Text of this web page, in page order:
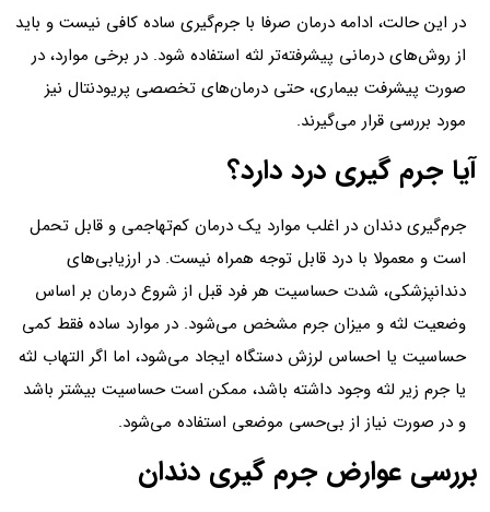
در این حالت، ادامه درمان صرفا با جرم‌گیری ساده کافی نیست و باید
از روش‌های درمانی پیشرفته‌تر لثه استفاده شود. در برخی موارد، در
صورت پیشرفت بیماری، حتی درمان‌های تخصصی پریودنتال نیز
مورد بررسی قرار می‌گیرند.
آیا جرم گیری درد دارد؟
جرم‌گیری دندان در اغلب موارد یک درمان کم‌تهاجمی و قابل تحمل
است و معمولا با درد قابل توجه همراه نیست. در ارزیابی‌های
دندانپزشکی، شدت حساسیت هر فرد قبل از شروع درمان بر اساس
وضعیت لثه و میزان جرم مشخص می‌شود. در موارد ساده فقط کمی
حساسیت یا احساس لرزش دستگاه ایجاد می‌شود، اما اگر التهاب لثه
یا جرم زیر لثه وجود داشته باشد، ممکن است حساسیت بیشتر باشد
و در صورت نیاز از بی‌حسی موضعی استفاده می‌شود.
بررسی عوارض جرم گیری دندان